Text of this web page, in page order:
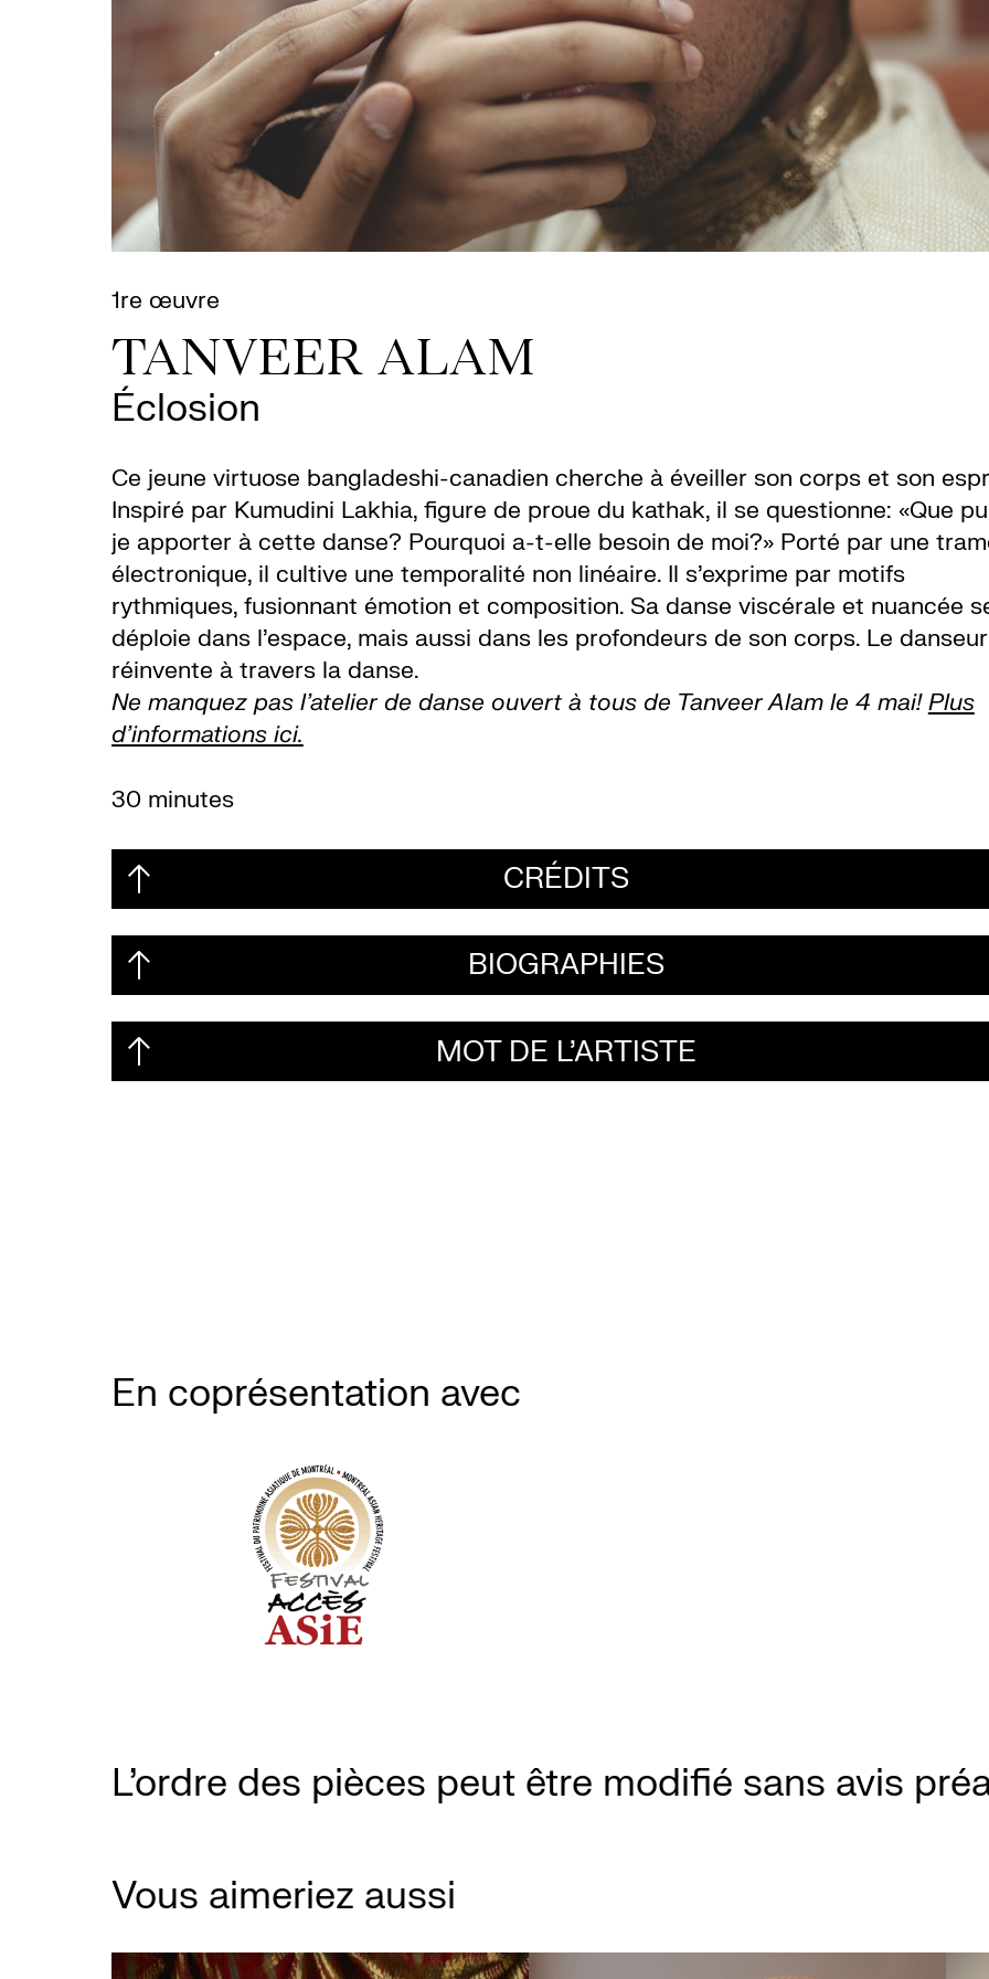
1re œuvre
TANVEER ALAM
Éclosion
Ce jeune virtuose bangladeshi-canadien cherche à éveiller son corps et son
Inspiré par Kumudini Lakhia, figure de proue du kathak, il se questionne: «Que
je apporter à cette danse? Pourquoi a-t-elle besoin de moi?» Porté par une
électronique, il cultive une temporalité non linéaire. Il s’exprime par motifs
rythmiques, fusionnant émotion et composition. Sa danse viscérale et nuancée
déploie dans l’espace, mais aussi dans les profondeurs de son corps. Le
réinvente à travers la danse.
Ne manquez pas l’atelier de danse ouvert à tous de Tanveer Alam le 4 mai!Plus
d’informations ici.
30 minutes
CRÉDITS
BIOGRAPHIES
MOT DE L'ARTISTE
En coprésentation avec
L'ordre des pièces peut être modifié sans avis
Vous aimeriez aussi